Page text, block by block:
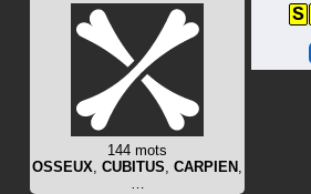
144 mots
OSSEUX, CUBITUS, CARPIEN ,
…
S